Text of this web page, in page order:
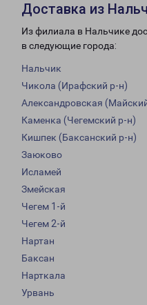
Доставка из
Из филиала в Нальчике
в следующие города:
Нальчик
Чикола (Ирафский р-н)
Александровская
Каменка (Чегемский р-н)
Кишпек (Баксанский р-н)
Заюково
Исламей
Змейская
Чегем 1-й
Чегем 2-й
Нартан
Баксан
Нарткала
Урвань